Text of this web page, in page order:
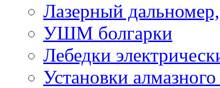
Лазерный дальномер,
УШМ болгарки
Лебедки
Установки